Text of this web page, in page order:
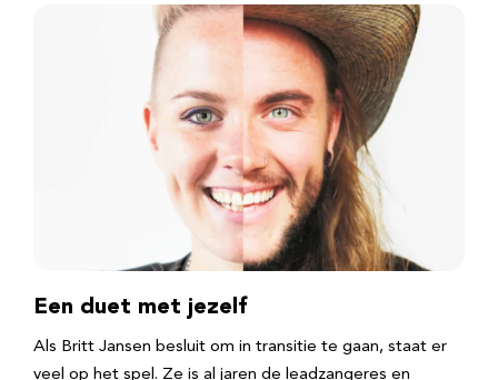
Een duet met jezelf
Als Britt Jansen besluit om in transitie te gaan, staat er
veel op het spel. Ze is al jaren de leadzangeres en